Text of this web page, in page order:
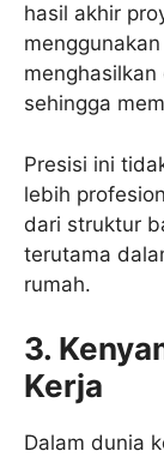
hasil akhir
sehingga
Presisi ini
lebih
dari struktur
terutama
rumah.
3.
Kerja
Dalam dunia